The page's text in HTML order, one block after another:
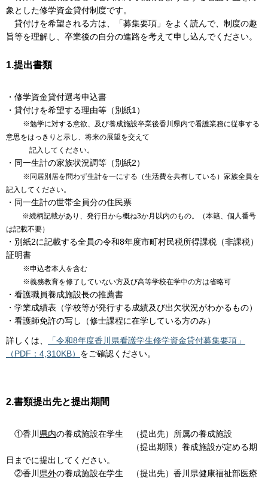
象とした修学資金貸付制度です。
貸付けを希望される方は、「募集要項」をよく読んで、制度の趣
旨等を理解し、卒業後の自分の進路を考えて申し込んでください。
1.提出書類
・修学資金貸付選考申込書
・貸付けを希望する理由等（別紙1）
※勉学に対する意欲、及び養成施設卒業後香川県内で看護業務に従事する
意思をはっきりと示し、将来の展望を交えて
記入してください。
・同一生計の家族状況調等（別紙2）
※同居別居を問わず生計を一にする（生活費を共有している）家族全員を
記入してください。
・同一生計の世帯全員分の住民票
※続柄記載があり、発行日から概ね3か月以内のもの。（本籍、個人番号
は記載不要）
・別紙2に記載する全員の令和8年度市町村民税所得課税（非課税）
証明書
※申込者本人を含む
※義務教育を修了していない方及び高等学校在学中の方は省略可
・看護職員養成施設長の推薦書
・学業成績表（学校等が発行する成績及び出欠状況がわかるもの）
・看護師免許の写し（修士課程に在学している方のみ）
詳しくは、
「令和8年度香川県看護学生修学資金貸付募集要項」
（PDF：4,310KB） をご確認ください。
2.書類提出先と提出期間
①香川 県内の養成施設在学生 （提出先）所属の養成施設
（提出期限）養成施設が定める期
日までに提出してください。
②香川 県外の養成施設在学生 （提出先）香川県健康福祉部医療